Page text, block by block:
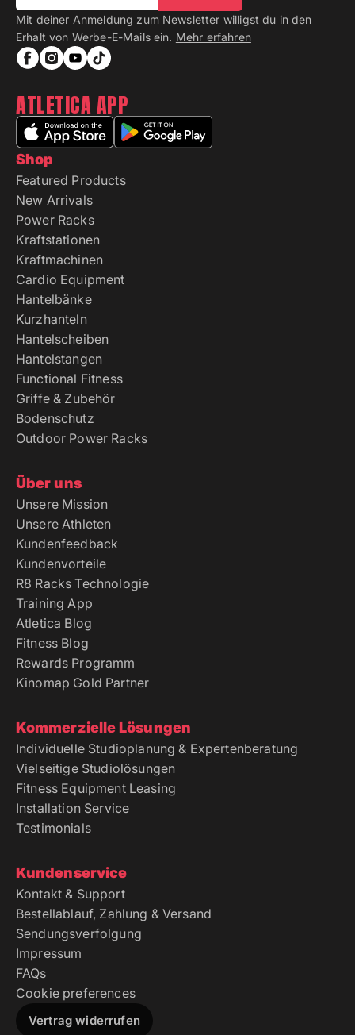
Shop
Featured Products
New Arrivals
Power Racks
Kraftstationen
Kraftmachinen
Cardio Equipment
Hantelbänke
Kurzhanteln
Hantelscheiben
Hantelstangen
Functional Fitness
Griffe & Zubehör
Bodenschutz
Outdoor Power Racks
Über uns
Unsere Mission
Unsere Athleten
Kundenfeedback
Kundenvorteile
R8 Racks Technologie
Training App
Atletica Blog
Fitness Blog
Rewards Programm
Kinomap Gold Partner
Kommerzielle Lösungen
Individuelle Studioplanung & Expertenberatung
Vielseitige Studiolösungen
Fitness Equipment Leasing
Installation Service
Testimonials
Kundenservice
Kontakt & Support
Bestellablauf, Zahlung & Versand
Sendungsverfolgung
Impressum
FAQs
Cookie preferences
Vertrag widerrufen
Mit deiner Anmeldung zum Newsletter willigst du in den
Erhalt von Werbe-E-Mails ein. Mehr erfahren
ATLETICA APP